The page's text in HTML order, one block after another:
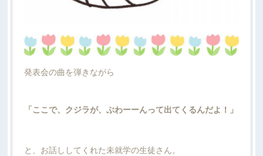
発表会の曲を弾きながら
「ここで、クジラが、ぶわーーんって出てくるんだよ！」
と、お話ししてくれた未就学の生徒さん。